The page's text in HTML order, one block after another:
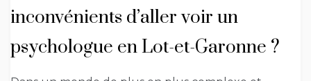
inconvénients d’aller voir un
psychologue en Lot-et-Garonne ?